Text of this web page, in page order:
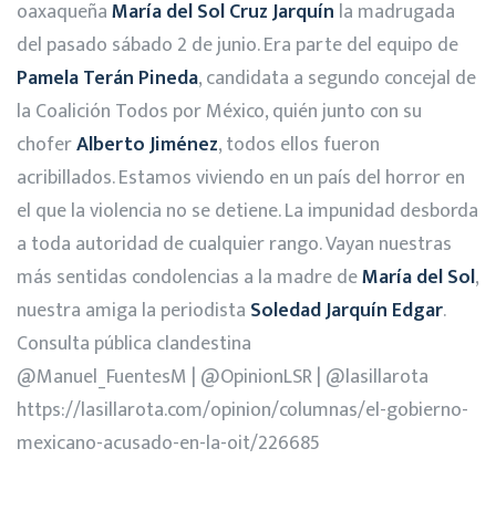
oaxaqueñaMaría del Sol Cruz Jarquín la madrugada
del pasado sábado 2 de junio. Era parte del equipo de
Pamela Terán Pineda, candidata a segundo concejal de
la Coalición Todos por México, quién junto con su
choferAlberto Jiménez, todos ellos fueron
acribillados. Estamos viviendo en un país del horror en
el que la violencia no se detiene. La impunidad desborda
a toda autoridad de cualquier rango. Vayan nuestras
más sentidas condolencias a la madre deMaría del Sol,
nuestra amiga la periodista Soledad Jarquín Edgar.
Consulta pública clandestina
@Manuel_FuentesM | @OpinionLSR| @lasillarota
https://lasillarota.com/opinion/columnas/el-gobierno-
mexicano-acusado-en-la-oit/226685